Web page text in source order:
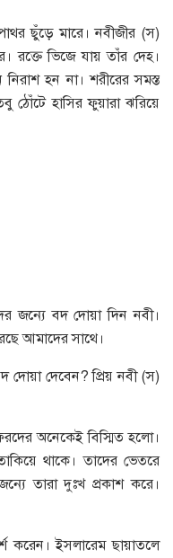
ছুঁড়ে মারে। নবীজীর (স)
রক্তে ভিজে যায় তাঁর দেহ।
হন না। শরীরের সমস্ত
ঠোঁটে হাসির ফুয়ারা ঝরিয়ে
জন্যে বদ দোয়া দিন নবী।
আমাদের সাথে।
দোয়া দেবেন? প্রিয় নবী (স)
অনেকেই বিস্মিত হলো।
থাকে। তাদের ভেতরে
তারা দুঃখ প্রকাশ করে।
করেন। ইসলারেম ছায়াতলে